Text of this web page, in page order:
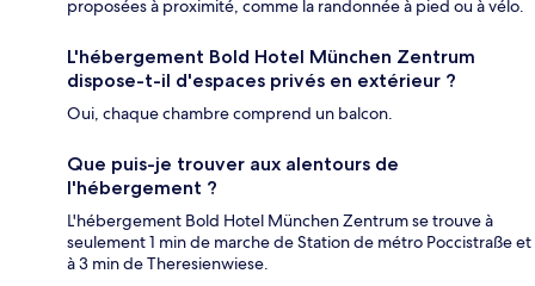
proposées à proximité, comme la randonnée à pied ou à vélo.
L'hébergement Bold Hotel München Zentrum
dispose-t-il d'espaces privés en extérieur ?
Oui, chaque chambre comprend un balcon.
Que puis-je trouver aux alentours de
l'hébergement ?
L'hébergement Bold Hotel München Zentrum se trouve à
seulement 1 min de marche de Station de métro Poccistraße et
à 3 min de Theresienwiese.